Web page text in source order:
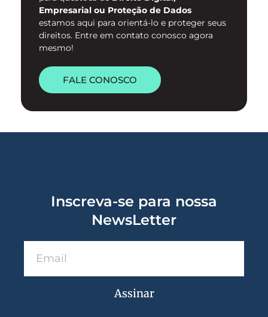
Empresarial ou Proteção de Dados
estamos aqui para orientá-lo e proteger seus
direitos. Entre em contato conosco agora
mesmo!
FALE CONOSCO
Inscreva-se para nossa
NewsLetter
Assinar